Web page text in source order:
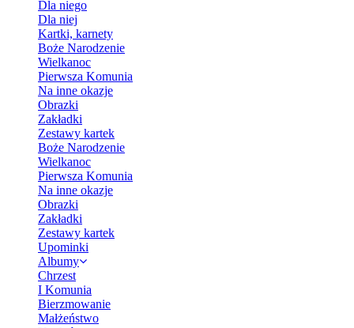
Dla niego
Dla niej
Kartki, karnety
Boże Narodzenie
Wielkanoc
Pierwsza Komunia
Na inne okazje
Obrazki
Zakładki
Zestawy kartek
Boże Narodzenie
Wielkanoc
Pierwsza Komunia
Na inne okazje
Obrazki
Zakładki
Zestawy kartek
Upominki
Albumy
Chrzest
I Komunia
Bierzmowanie
Małżeństwo